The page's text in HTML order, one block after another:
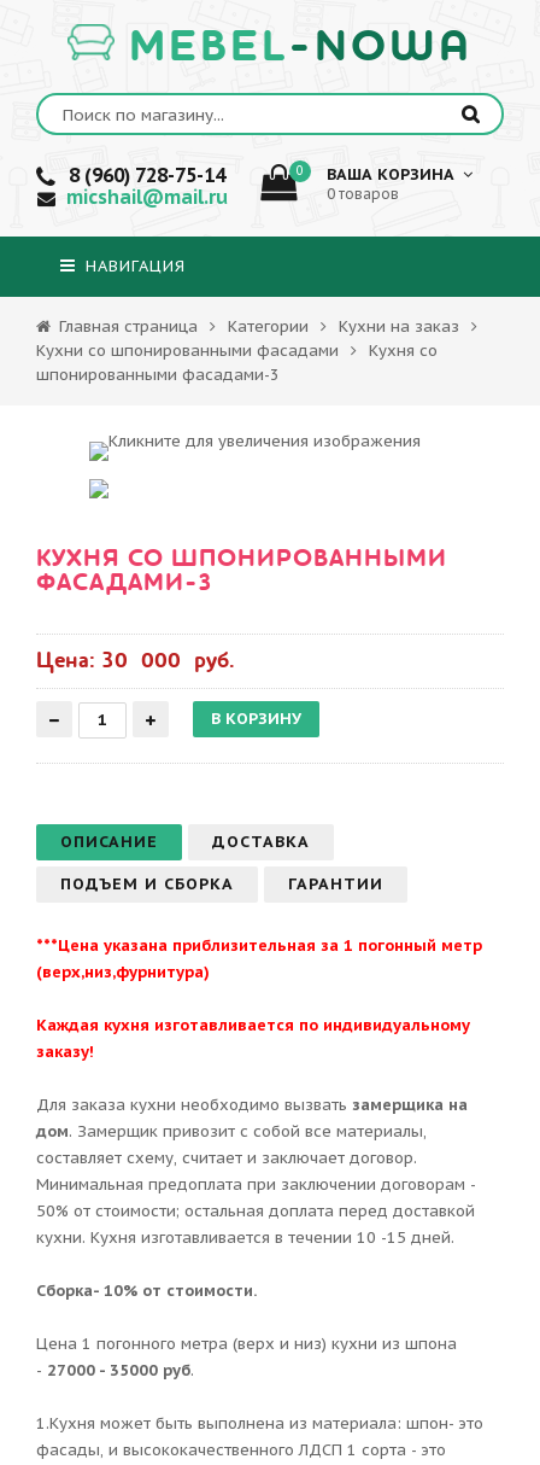
MEBEL-NOWA
8 (960) 728-75-14
micshail@mail.ru
0 ВАША КОРЗИНА
0 товаров
НАВИГАЦИЯ
Главная страница Категории
Кухни на заказ
Кухни со шпонированными фасадами
Кухня со
шпонированными фасадами-3
КУХНЯ СО ШПОНИРОВАННЫМИ
ФАСАДАМИ-3
Цена: 30 000 руб.
ОПИСАНИЕ ДОСТАВКА
ПОДЪЕМ И СБОРКА ГАРАНТИИ
***Цена указана приблизительная за 1 погонный метр
(верх,низ,фурнитура)
Каждая кухня изготавливается по индивидуальному
заказу!
Для заказа кухни необходимо вызвать замерщика на
дом. Замерщик привозит с собой все материалы,
составляет схему, считает и заключает договор.
Минимальная предоплата при заключении договорам -
50% от стоимости; остальная доплата перед доставкой
кухни. Кухня изготавливается в течении 10 -15 дней.
Сборка- 10% от стоимости.
Цена 1 погонного метра (верх и низ) кухни из шпона
- 27000 - 35000 руб.
1.Кухня может быть выполнена из материала: шпон- это
фасады, и высококачественного ЛДСП 1 сорта - это